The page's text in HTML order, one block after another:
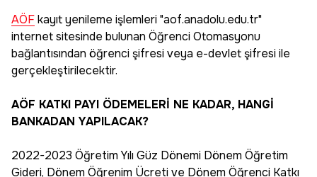
AÖFkayıt yenileme işlemleri "aof.anadolu.edu.tr"
internet sitesinde bulunan Öğrenci Otomasyonu
bağlantısından öğrenci şifresi veya e-devlet şifresi ile
gerçekleştirilecektir.
AÖF KATKI PAYI ÖDEMELERİ NE KADAR, HANGİ
BANKADAN YAPILACAK?
2022-2023 Öğretim Yılı Güz Dönemi Dönem Öğretim
Gideri, Dönem Öğrenim Ücreti ve Dönem Öğrenci Katkı